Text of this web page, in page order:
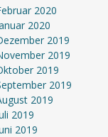
2020
2020
2019
2019
2019
2019
2019
2019
2019